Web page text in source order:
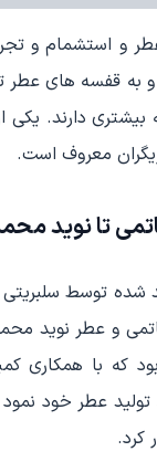
و استشمام و
و به قفسه‌ های عطر
دارند. یکی
معروف است.
تا نوید
شده توسط
و عطر نوید
که با همکاری
تولید عطر خود
کرد.